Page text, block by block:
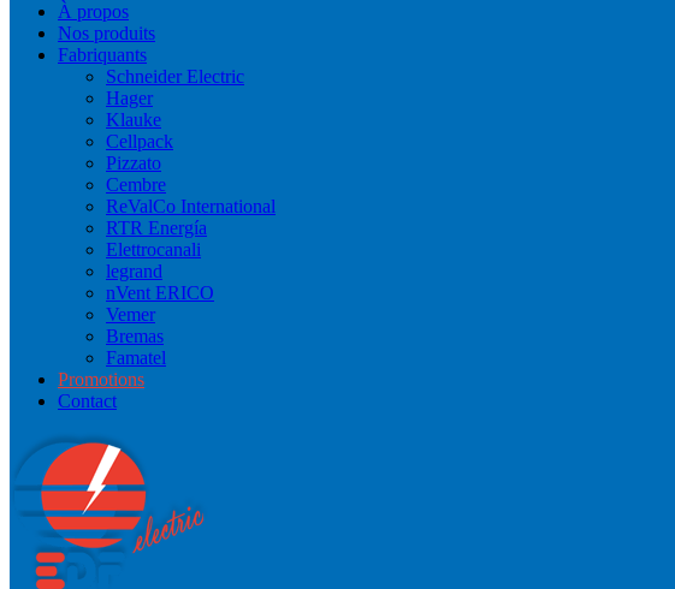
À propos
Nos produits
Fabriquants
Schneider Electric
Hager
Klauke
Cellpack
Pizzato
Cembre
ReValCo International
RTR Energía
Elettrocanali
legrand
nVent ERICO
Vemer
Bremas
Famatel
Promotions
Contact